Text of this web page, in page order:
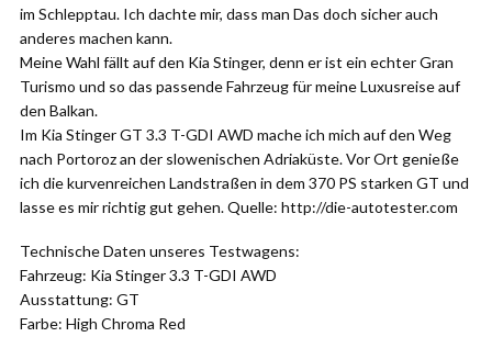
im Schlepptau. Ich dachte mir, dass man Das doch sicher auch
anderes machen kann.
Meine Wahl fällt auf den Kia Stinger, denn er ist ein echter Gran
Turismo und so das passende Fahrzeug für meine Luxusreise auf
den Balkan.
Im Kia Stinger GT 3.3 T-GDI AWD mache ich mich auf den Weg
nach Portoroz an der slowenischen Adriaküste. Vor Ort genieße
ich die kurvenreichen Landstraßen in dem 370 PS starken GT und
lasse es mir richtig gut gehen. Quelle: http://die-autotester.com
Technische Daten unseres Testwagens:
Fahrzeug: Kia Stinger 3.3 T-GDI AWD
Ausstattung: GT
Farbe: High Chroma Red